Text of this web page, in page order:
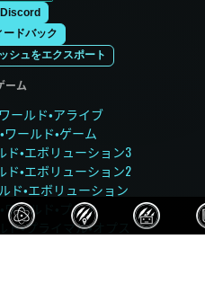
Discord
ードバック
シュをエクスポート
ーム
ールド・アライブ
ワールド・ゲーム
ド・エボリューション3
ド・エボリューション2
ド・エボリューション
ワールド・プレイ
・プライマル・オプス